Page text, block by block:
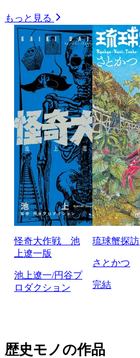
もっと見る
怪奇大作戦 池
上遼一版
池上遼一/円谷プ
ロダクション
琉球蟹探訪
さとかつ
完結
歴史モノの作品